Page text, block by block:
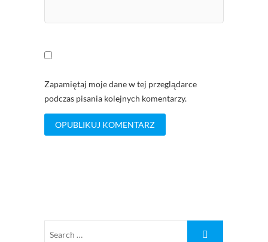
Zapamiętaj moje dane w tej przeglądarce
podczas pisania kolejnych komentarzy.